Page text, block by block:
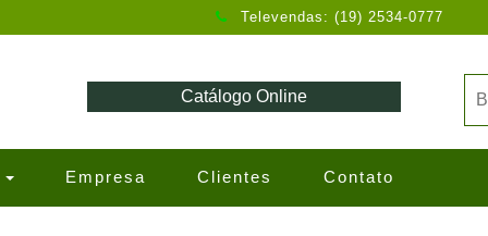
Televendas: (19) 2534-0777
Catálogo Online
Empresa Clientes Contato